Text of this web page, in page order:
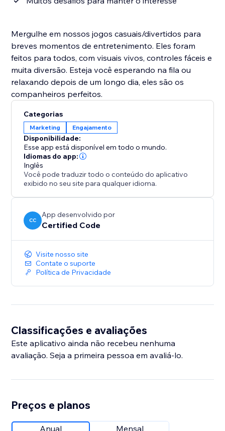
Mergulhe em nossos jogos casuais/divertidos para
breves momentos de entretenimento. Eles foram
feitos para todos, com visuais vivos, controles fáceis e
muita diversão. Esteja você esperando na fila ou
relaxando depois de um longo dia, eles são os
companheiros perfeitos.
Categorias
Marketing Engajamento
Disponibilidade:
Esse app está disponível em todo o mundo.
Idiomas do app:
Inglês
Você pode traduzir todo o conteúdo do aplicativo
exibido no seu site para qualquer idioma.
CC
App desenvolvido por
Certified Code
Visite nosso site
Contate o suporte
Política de Privacidade
Classificações e avaliações
Este aplicativo ainda não recebeu nenhuma
avaliação. Seja a primeira pessoa em avaliá-lo.
Preços e planos
Anual Mensal